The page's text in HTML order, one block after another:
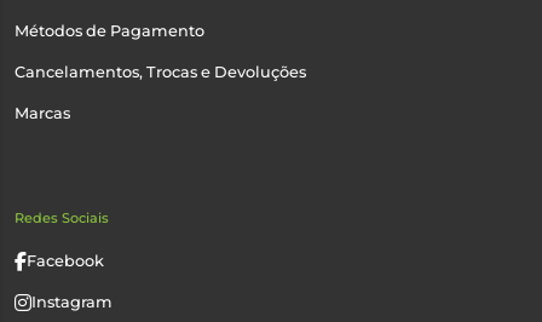
Métodos de Pagamento
Cancelamentos, Trocas e Devoluções
Marcas
Redes Sociais
Facebook
Instagram